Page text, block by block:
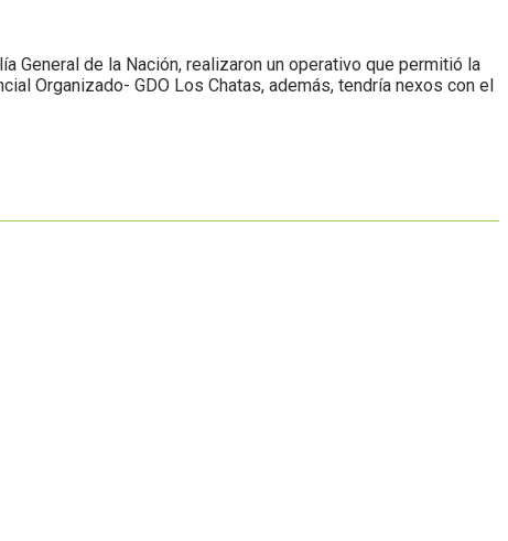
General de la Nación, realizaron un operativo que permitió la
Organizado- GDO Los Chatas, además, tendría nexos con el